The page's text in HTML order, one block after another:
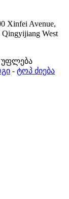
Xinfei Avenue,
West
უფლება
- ტოპ ძიება